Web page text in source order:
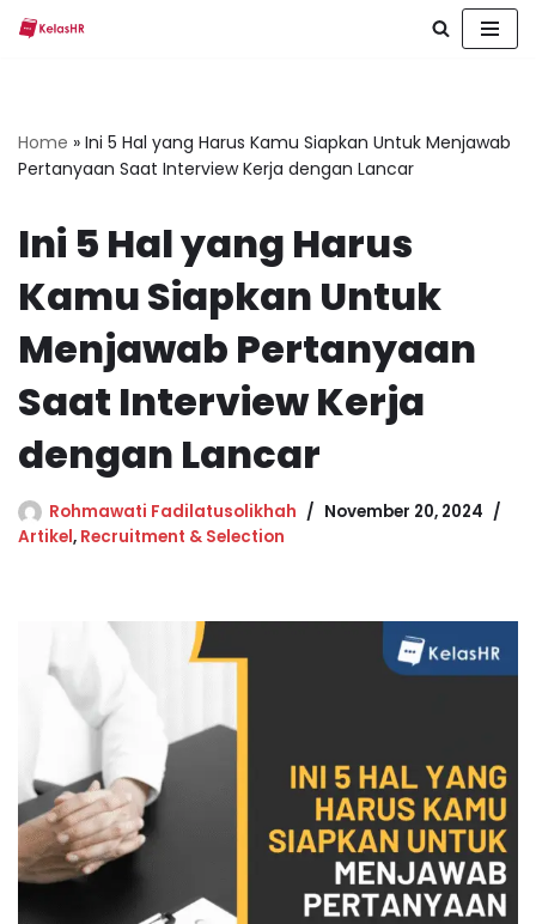
Home » Ini 5 Hal yang Harus Kamu Siapkan Untuk Menjawab
Pertanyaan Saat Interview Kerja dengan Lancar
Ini 5 Hal yang Harus
Kamu Siapkan Untuk
Menjawab Pertanyaan
Saat Interview Kerja
dengan Lancar
Rohmawati Fadilatusolikhah
November 20, 2024
Artikel, Recruitment & Selection